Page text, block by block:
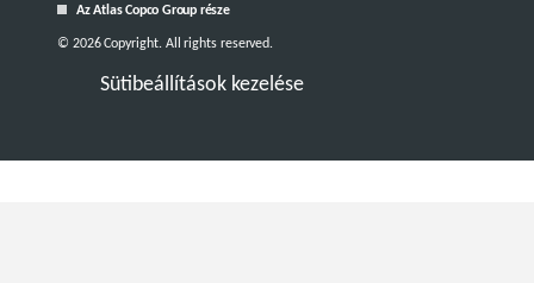
Az Atlas Copco Group része
Sütibeállítások kezelése
© 2026 Copyright. All rights reserved.